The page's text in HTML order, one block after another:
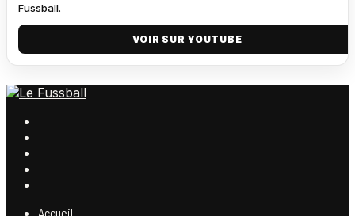
Fussball.
VOIR SUR YOUTUBE
Accueil